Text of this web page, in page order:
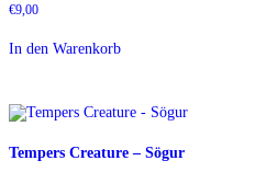
€9,00
In den Warenkorb
Tempers Creature – Sögur